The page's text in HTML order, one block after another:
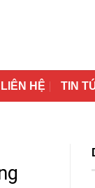
LIÊN HỆ TIN